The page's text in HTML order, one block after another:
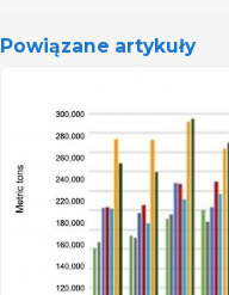
Powiązane artykuły